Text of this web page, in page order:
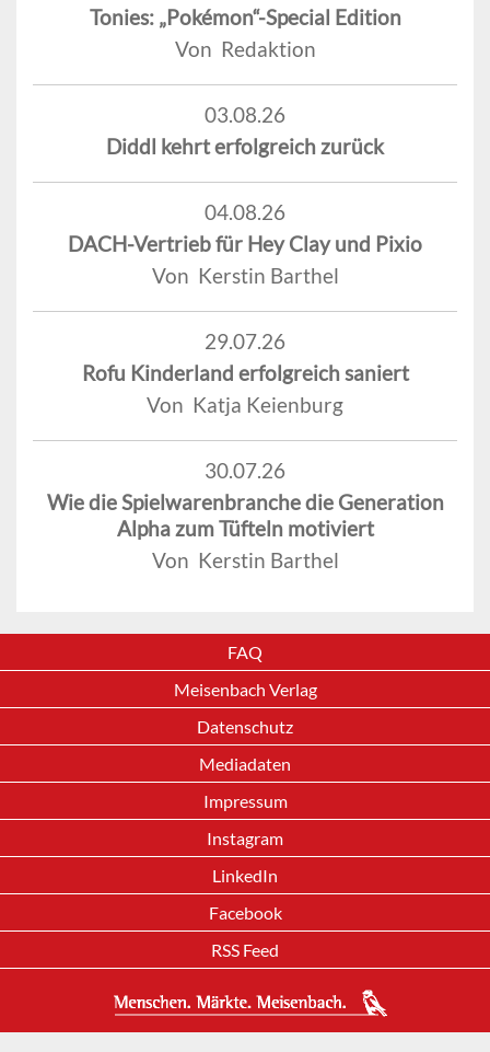
Tonies: „Pokémon“-Special Edition
Von Redaktion
03.08.26
Diddl kehrt erfolgreich zurück
04.08.26
DACH-Vertrieb für Hey Clay und Pixio
Von Kerstin Barthel
29.07.26
Rofu Kinderland erfolgreich saniert
Von Katja Keienburg
30.07.26
Wie die Spielwarenbranche die Generation
Alpha zum Tüfteln motiviert
Von Kerstin Barthel
FAQ
Meisenbach Verlag
Datenschutz
Mediadaten
Impressum
Instagram
LinkedIn
Facebook
RSS Feed